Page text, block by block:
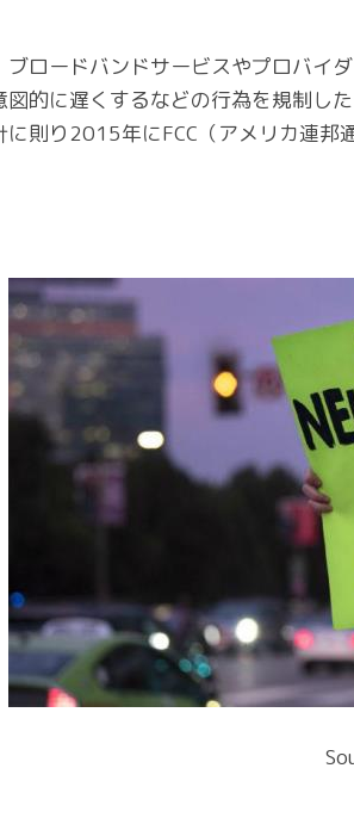
ブロードバンドサービスやプロバイ
図的に遅くするなどの行為を規制し
に則り2015年にFCC（アメリカ連邦